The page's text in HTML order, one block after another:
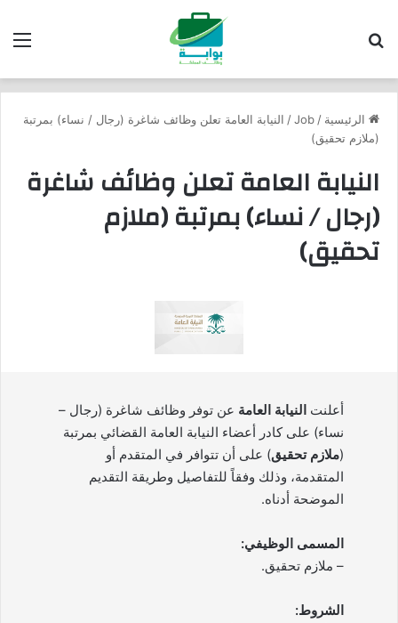
الرئيسية /
Job
/ النيابة العامة تعلن وظائف شاغرة (رجال / نساء) بمرتبة
(ملازم تحقيق)
النيابة العامة تعلن وظائف شاغرة
(رجال / نساء) بمرتبة (ملازم
تحقيق)
أعلنت النيابة العامة عن توفر وظائف شاغرة (رجال –
نساء) على كادر أعضاء النيابة العامة القضائي بمرتبة
(ملازم تحقيق) على أن تتوافر في المتقدم أو
المتقدمة، وذلك وفقاً للتفاصيل وطريقة التقديم
الموضحة أدناه.
المسمى الوظيفي:
– ملازم تحقيق.
الشروط: